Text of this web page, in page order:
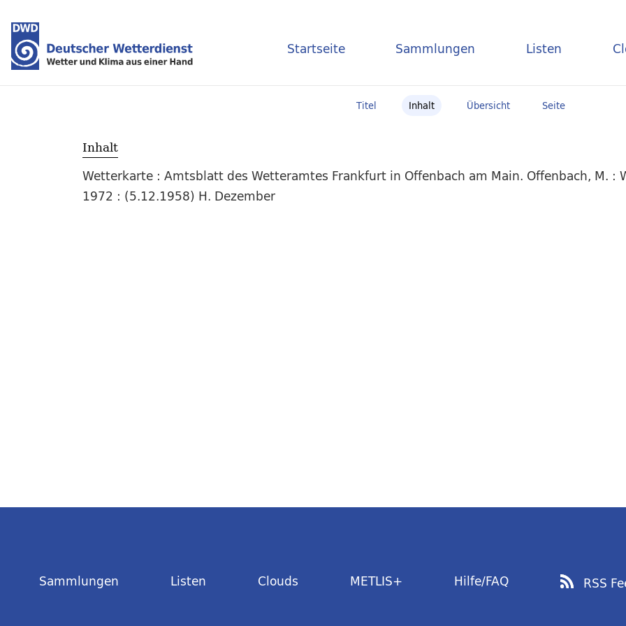
Startseite Sammlungen Listen
Titel Inhalt Übersicht Seite
Inhalt
Wetterkarte : Amtsblatt des Wetteramtes Frankfurt in Offenbach am Main. Offenbach, M.
1972 : (5.12.1958) H. Dezember
Sammlungen Listen Clouds METLIS+ Hilfe/FAQ RSS